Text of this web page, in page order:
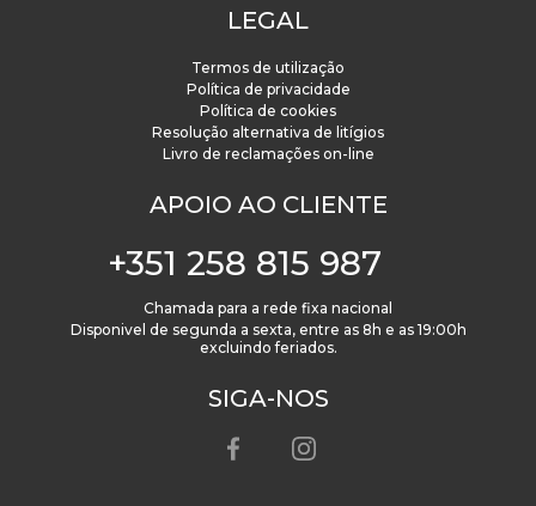
LEGAL
Termos de utilização
Política de privacidade
Política de cookies
Resolução alternativa de litígios
Livro de reclamações on-line
APOIO AO CLIENTE
+351 258 815 987
Chamada para a rede fixa nacional
Disponivel de segunda a sexta, entre as 8h e as 19:00h
excluindo feriados.
SIGA-NOS